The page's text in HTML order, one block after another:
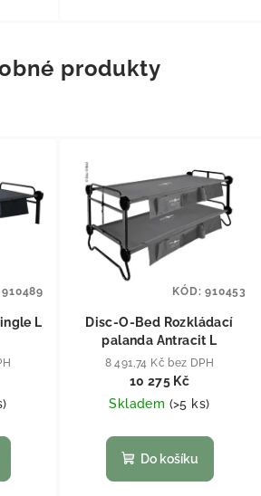
produkty
L
)
910489
Disc-O-Bed Rozkládací
palanda Antracit L
8 491,74 Kč bez DPH
10 275 Kč
Skladem (>5 ks)
Do košíku
KÓD:910453